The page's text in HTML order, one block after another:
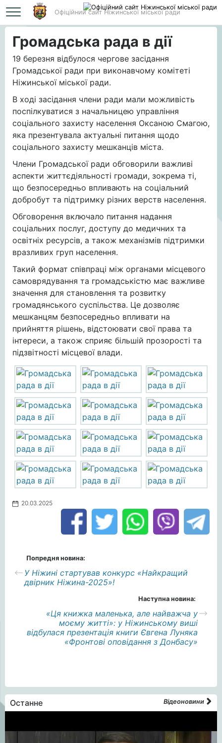
Офіційний сайт Ніжинської міської ради
Головна Громадська рада в дії
Громадська рада в дії
19 березня відбулося чергове засідання
Громадської ради при виконавчому комітеті
Ніжинської міської ради.
В ході засідання члени ради мали можливість
поспілкуватися з начальницею управління
соціального захисту населення Оксаною Смагою,
яка презентувала актуальні питання щодо
соціального захисту мешканців міста.
Члени Громадської ради обговорили важливі
аспекти життєдіяльності громади, зокрема ті,
що безпосередньо впливають на соціальний
добробут та підтримку різних верств населення.
Обговорення включало питання надання
соціальних послуг, доступу до медичних та
освітніх ресурсів, а також механізмів підтримки
вразливих груп населення.
Такий формат співпраці між органами місцевого
самоврядування та громадськістю має важливе
значення для становлення та розвитку
громадянського суспільства. Це дозволяє
мешканцям безпосередньо впливати на
прийняття рішень, відстоювати свої права та
інтереси, а також сприяє більшій прозорості та
підзвітності місцевої влади.
20.03.2025
Попредня новина:
У Ніжині стартував конкурс «Найкращий
двірник Ніжина-2025»!
Наступна новина:
«Ця книжка маленька, але найважча у
моєму житті»: у Ніжинському виші
відбулася презентація книги Євгена Луняка
«Фронтові оповідання з Донбасу»
Останне Відеоновини